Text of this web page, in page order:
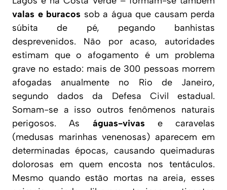
valas e buracos sob a água que causam perda
súbita de pé, pegando banhistas
desprevenidos. Não por acaso, autoridades
estimam que o afogamento é um problema
grave no estado: mais de 300 pessoas morrem
afogadas anualmente no Rio de Janeiro,
segundo dados da Defesa Civil estadual.
Somam-se a isso outros fenômenos naturais
perigosos. As águas-vivas e caravelas
(medusas marinhas venenosas) aparecem em
determinadas épocas, causando queimaduras
dolorosas em quem encosta nos tentáculos.
Mesmo quando estão mortas na areia, esses